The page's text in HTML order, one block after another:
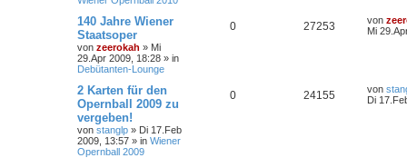
140 Jahre Wiener
Staatsoper
von zeerokah » Mi
29.Apr 2009, 18:28 » in
Debütanten-Lounge
0 27253 von
Mi
2 Karten für den
Opernball 2009 zu
vergeben!
von stanglp » Di 17.Feb
2009, 13:57 » in Wiener
Opernball 2009
0 24155 von
Di